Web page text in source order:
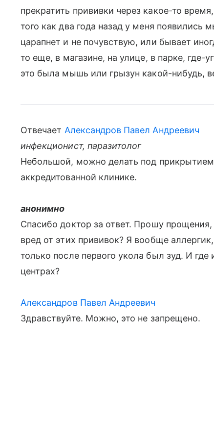
прекратить прививки через какое-то
того как два года назад у меня появились
царапнет и не почувствую, или бывает
то еще, в магазине, на улице, в парке, где-
это была мышь или грызун какой-нибудь,
Отвечает Александров Павел Андреевич
инфекционист, паразитолог
Небольшой, можно делать под
аккредитованной клинике.
анонимно
Спасибо доктор за ответ. Прошу
вред от этих прививок? Я вообще
только после первого укола был зуд. И
центрах?
Александров Павел Андреевич
Здравствуйте. Можно, это не запрещено.